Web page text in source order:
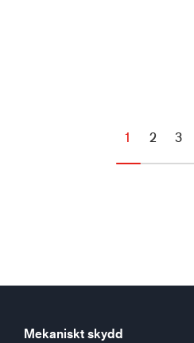
1 2 3
Mekaniskt skydd